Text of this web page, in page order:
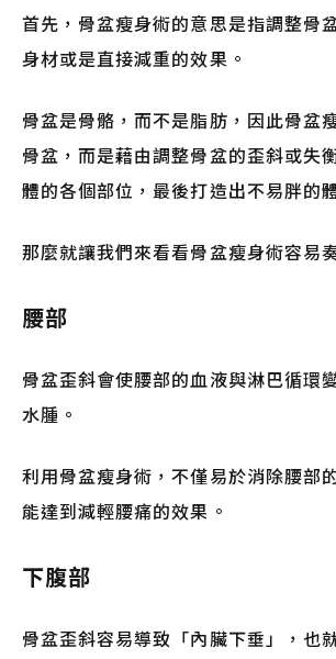
首先，骨盆瘦身術的意思是指調整骨
身材或是直接減重的效果。
骨盆是骨骼，而不是脂肪，因此骨盆
骨盆，而是藉由調整骨盆的歪斜或失
體的各個部位，最後打造出不易胖的
那麼就讓我們來看看骨盆瘦身術容易
腰部
骨盆歪斜會使腰部的血液與淋巴循環
水腫。
利用骨盆瘦身術，不僅易於消除腰部
能達到減輕腰痛的效果。
下腹部
骨盆歪斜容易導致「內臟下垂」，也